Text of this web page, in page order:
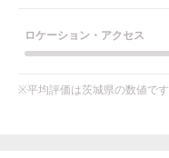
ロケーション・アクセス
※平均評価は茨城県の数値です